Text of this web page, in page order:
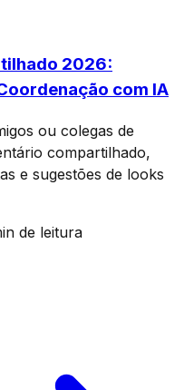
2026:
com IA
ou colegas de
compartilhado,
e sugestões de looks
de leitura